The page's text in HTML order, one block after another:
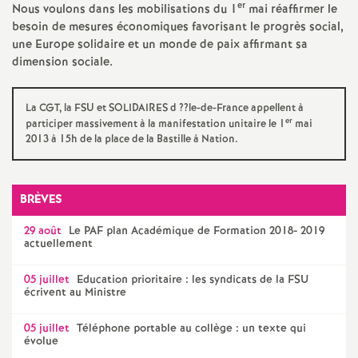
e
c
o
d
d
e
Nous voulons dans les mobilisations du 1er mai réaffirmer le
besoin de mesures économiques favorisant le progrès social,
une Europe solidaire et un monde de paix affirmant sa
dimension sociale.
La CGT, la FSU etSOLIDAIRESd ??le-de-France appellent à
participer massivement à la manifestation unitaire le 1 er mai
2013 à 15h de la place de la Bastille à Nation.
BRÈVES
29 août Le PAF plan Académique de Formation 2018- 2019
actuellement
05 juillet Education prioritaire : les syndicats de la FSU
écrivent au Ministre
05 juillet Téléphone portable au collège : un texte qui
évolue